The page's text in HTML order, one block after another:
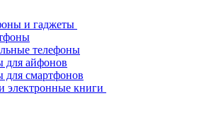
и гаджеты
телефоны
для айфонов
для смартфонов
электронные книги